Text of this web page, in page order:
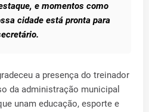
e momentos como
cidade está pronta para
a presença do treinador
da administração municipal
unam educação, esporte e